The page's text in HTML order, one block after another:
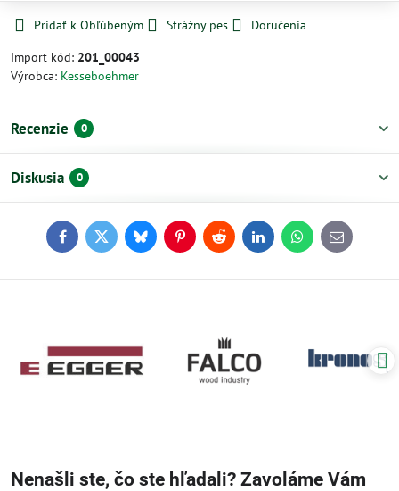
Pridať k Obľúbeným Strážny pes
Doručenia
Import kód: 201_00043
Výrobca: Kesseboehmer
Recenzie 0
Diskusia 0
FacebookTwitterBlueskyPinterestReddit LinkedInWhatsApp
E-
mail
Nenašli ste, čo ste hľadali? Zavoláme Vám